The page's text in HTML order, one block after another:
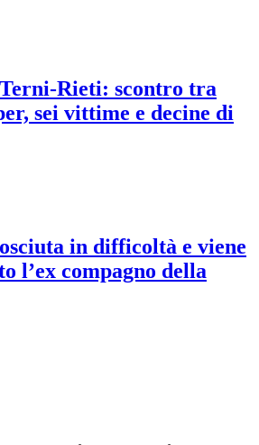
Rieti: scontro tra
sei vittime e decine di
in difficoltà e viene
l’ex compagno della